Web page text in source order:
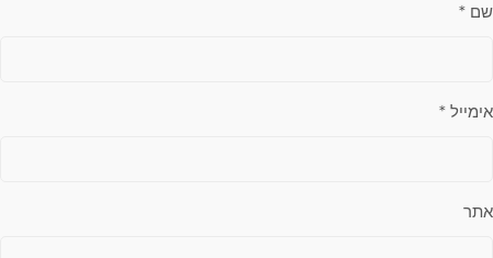
שם *
אימייל *
אתר